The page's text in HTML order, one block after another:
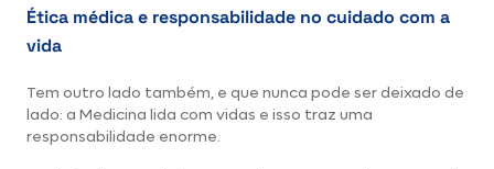
Ética médica e responsabilidade no cuidado com a
vida
Tem outro lado também, e que nunca pode ser deixado de
lado: a Medicina lida com vidas e isso traz uma
responsabilidade enorme.